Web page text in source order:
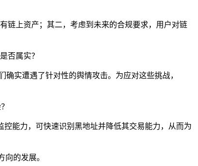
链上资产；其二，考虑到未来的合规要求，用户对链
否属实？
实遭遇了针对性的舆情攻击。为应对这些挑战，
能力，可快速识别黑地址并降低其交易能力，从而为
的发展。